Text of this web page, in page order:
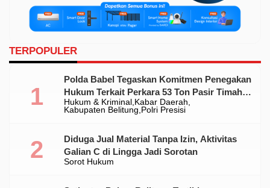
TERPOPULER
Hukum & Kriminal Kabar Daerah
Kabupaten Belitung Polri Presisi
Polda Babel Tegaskan Komitmen Penegakan
Hukum Terkait Perkara 53 Ton Pasir Timah
Ilegal Di Belitung
Sorot Hukum
Diduga Jual Material Tanpa Izin, Aktivitas
Galian C di Lingga Jadi Sorotan